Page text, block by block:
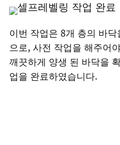
이번 작업은 8개 층의 바
으로, 사전 작업을 해주어
깨끗하게 양생 된 바닥을
업을 완료하였습니다.